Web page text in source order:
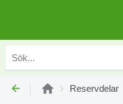
Reservdelar